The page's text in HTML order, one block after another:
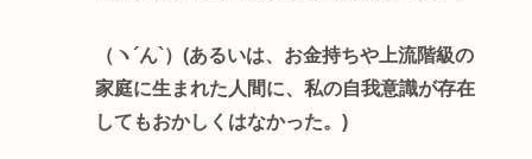
（ヽ´ん`）(あるいは、お金持ちや上流階級の
家庭に生まれた人間に、私の自我意識が存在
してもおかしくはなかった。)